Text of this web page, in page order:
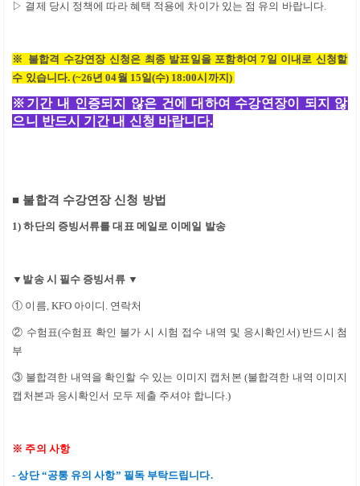
▷ 결제 당시 정책에 따라 혜택 적용에 차이가 있는 점 유의 바랍니다.
※ 불합격 수강연장 신청은 최종 발표일을 포함하여7일 이내로 신청할
수 있습니다. (~26년 04월 15일(수) 18:00시까지 )
※ 기간 내 인증되지 않은 건에 대하여 수강연장이 되지 않
으니 반드시 기간 내 신청 바랍니다.
■ 불합격 수강연장 신청 방법
1)하단의 증빙서류를 대표 메일로 이메일 발송
▼ 발송 시 필수 증빙서류 ▼
① 이름, KFO 아이디 . 연락처
② 수험표(수험표 확인 불가 시 시험 접수 내역 및 응시확인서) 반드시 첨
부
③ 불합격한 내역을 확인할 수 있는 이미지 캡처본 (불합격한 내역 이미지
캡처본과 응시확인서 모두 제출 주셔야 합니다.)
※ 주의 사항
-상단“공통 유의 사항” 필독 부탁드립니다.